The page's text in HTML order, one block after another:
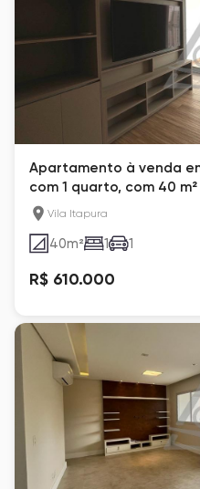
Apartamento à venda
com 1 quarto, com 40 m²
Vila Itapura
40m² 1 1
R$ 610.000